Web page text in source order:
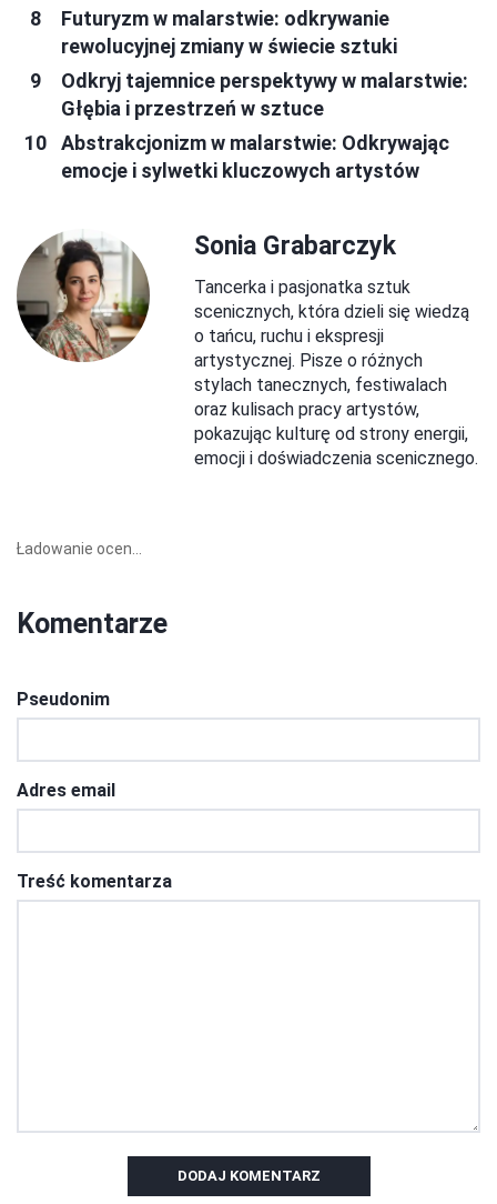
Futuryzm w malarstwie: odkrywanie
rewolucyjnej zmiany w świecie sztuki
Odkryj tajemnice perspektywy w malarstwie:
Głębia i przestrzeń w sztuce
Abstrakcjonizm w malarstwie: Odkrywając
emocje i sylwetki kluczowych artystów
Sonia Grabarczyk
Tancerka i pasjonatka sztuk
scenicznych, która dzieli się wiedzą
o tańcu, ruchu i ekspresji
artystycznej. Pisze o różnych
stylach tanecznych, festiwalach
oraz kulisach pracy artystów,
pokazując kulturę od strony energii,
emocji i doświadczenia scenicznego.
Ładowanie ocen...
Komentarze
Pseudonim
Adres email
Treść komentarza
DODAJ KOMENTARZ